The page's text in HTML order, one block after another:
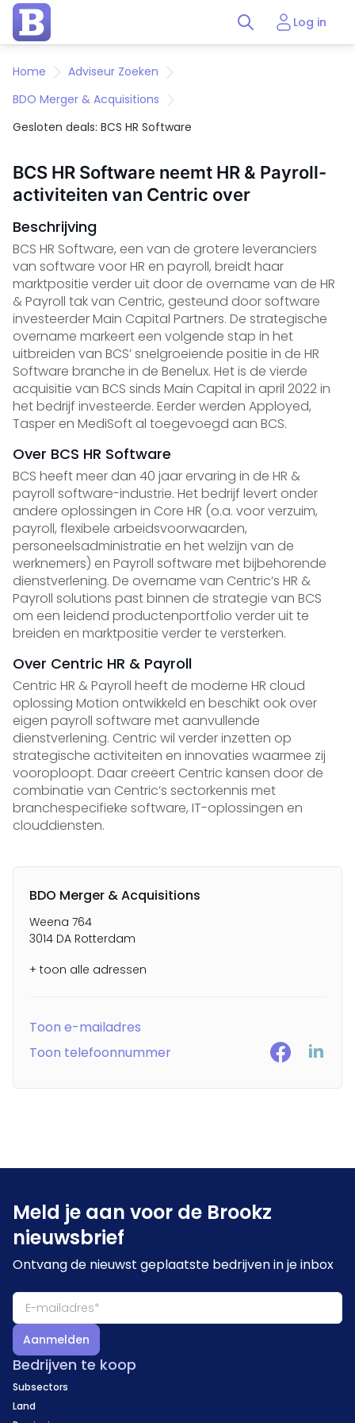
Log in
Home
Adviseur Zoeken
BDO Merger & Acquisitions
Gesloten deals: BCS HR Software
BCS HR Software neemt HR & Payroll-
activiteiten van Centric over
Beschrijving
BCS HR Software, een van de grotere leveranciers
van software voor HR en payroll, breidt haar
marktpositie verder uit door de overname van de HR
& Payroll tak van Centric, gesteund door software
investeerder Main Capital Partners. De strategische
overname markeert een volgende stap in het
uitbreiden van BCS’ snelgroeiende positie in de HR
Software branche in de Benelux. Het is de vierde
acquisitie van BCS sinds Main Capital in april 2022 in
het bedrijf investeerde. Eerder werden Apployed,
Tasper en MediSoft al toegevoegd aan BCS.
Over BCS HR Software
BCS heeft meer dan 40 jaar ervaring in de HR &
payroll software-industrie. Het bedrijf levert onder
andere oplossingen in Core HR (o.a. voor verzuim,
payroll, flexibele arbeidsvoorwaarden,
personeelsadministratie en het welzijn van de
werknemers) en Payroll software met bijbehorende
dienstverlening. De overname van Centric’s HR &
Payroll solutions past binnen de strategie van BCS
om een leidend productenportfolio verder uit te
breiden en marktpositie verder te versterken.
Over Centric HR & Payroll
Centric HR & Payroll heeft de moderne HR cloud
oplossing Motion ontwikkeld en beschikt ook over
eigen payroll software met aanvullende
dienstverlening. Centric wil verder inzetten op
strategische activiteiten en innovaties waarmee zij
vooroploopt. Daar creëert Centric kansen door de
combinatie van Centric’s sectorkennis met
branchespecifieke software, IT-oplossingen en
clouddiensten.
BDO Merger & Acquisitions
Weena 764
3014 DA Rotterdam
+ toon alle adressen
Toon e-mailadres
Toon telefoonnummer
Meld je aan voor de Brookz
nieuwsbrief
Ontvang de nieuwst geplaatste bedrijven in je inbox
Aanmelden
Bedrijven te koop
Subsectors
Land